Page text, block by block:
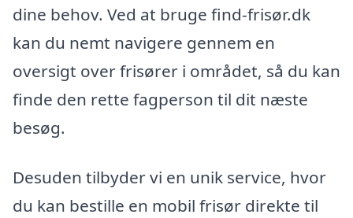
dine behov. Ved at bruge find-frisør.dk
kan du nemt navigere gennem en
oversigt over frisører i området, så du kan
finde den rette fagperson til dit næste
besøg.
Desuden tilbyder vi en unik service, hvor
du kan bestille en mobil frisør direkte til